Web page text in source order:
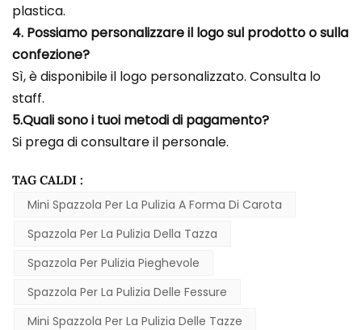
plastica.
4. Possiamo personalizzare il logo sul prodotto o sulla
confezione?
Sì, è disponibile il logo personalizzato. Consulta lo
staff.
5.Quali sono i tuoi metodi di pagamento?
Si prega di consultare il personale.
TAG CALDI :
Mini Spazzola Per La Pulizia A Forma Di Carota
Spazzola Per La Pulizia Della Tazza
Spazzola Per Pulizia Pieghevole
Spazzola Per La Pulizia Delle Fessure
Mini Spazzola Per La Pulizia Delle Tazze